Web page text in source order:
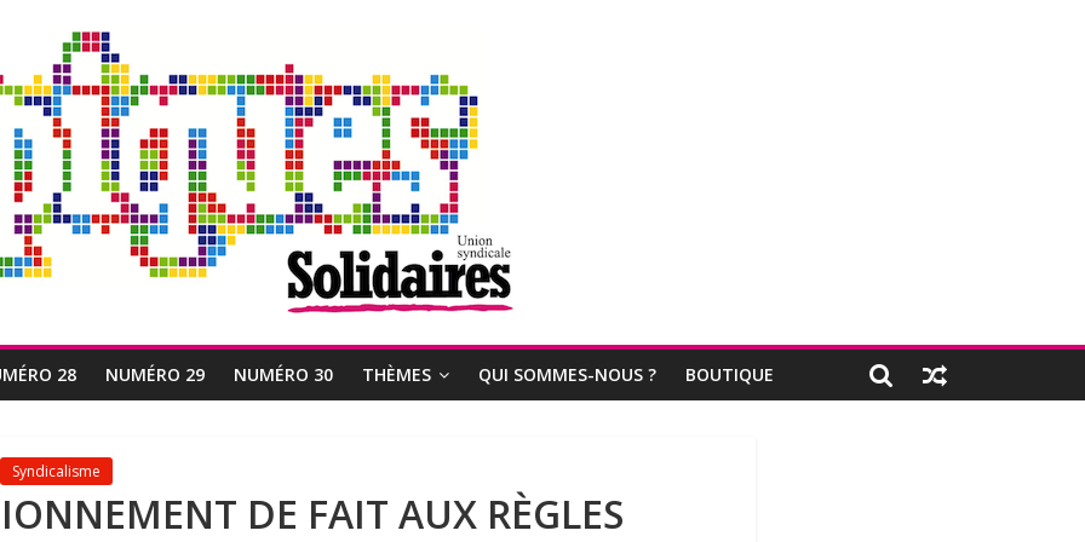
28 NUMÉRO 29 NUMÉRO 30 THÈMES QUI SOMMES-NOUS ? BOUTIQUE
Syndicalisme
DE FAIT AUX RÈGLES